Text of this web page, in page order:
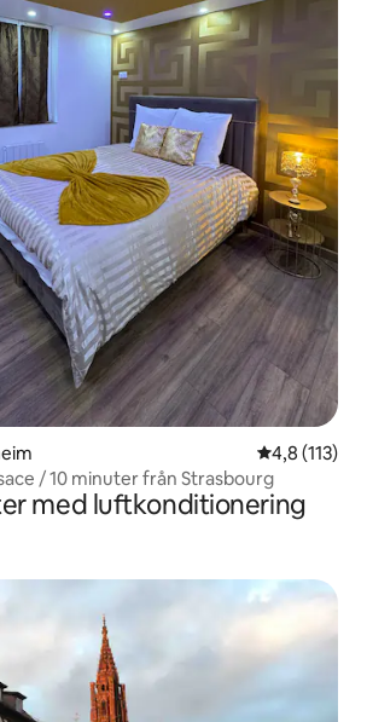
4,8 av 5 i
4,8 (113)
/ 10 minuter från Strasbourg
med luftkonditionering